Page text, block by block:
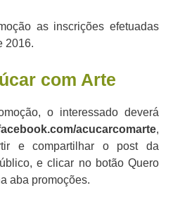
as inscrições efetuadas
2016.
com Arte
o interessado deverá
ok.com/acucarcomarte,
e compartilhar o post da
e clicar no botão Quero
aba promoções.